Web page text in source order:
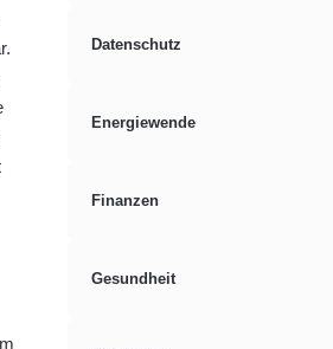
Datenschutz
Energiewende
Finanzen
Gesundheit